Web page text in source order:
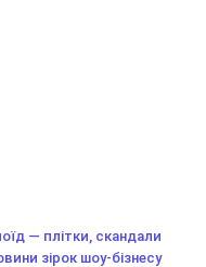
— плітки, скандали
зірок шоу-бізнесу